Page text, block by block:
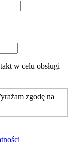
w celu obsługi
zgodę na